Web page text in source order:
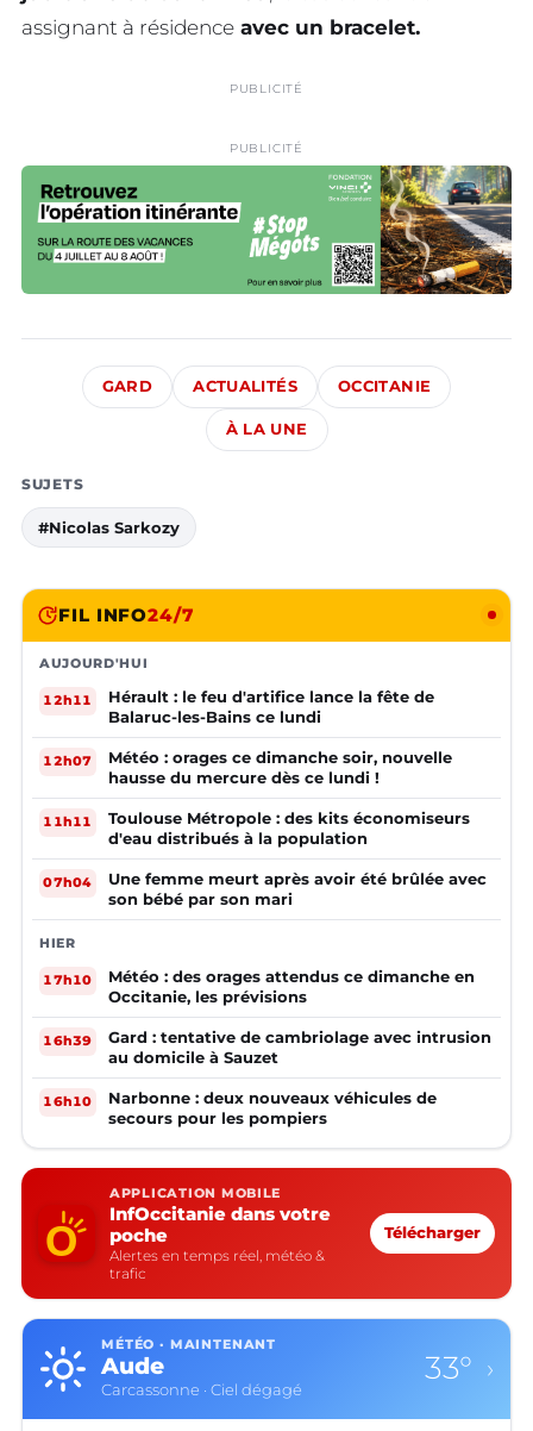
assignant à résidence avec un bracelet.
PUBLICITÉ
PUBLICITÉ
GARD ACTUALITÉS OCCITANIE
À LA UNE
SUJETS
#Nicolas Sarkozy
FIL INFO24/7
AUJOURD'HUI
12h11
Hérault : le feu d'artifice lance la fête de
Balaruc-les-Bains ce lundi
12h07
Météo : orages ce dimanche soir, nouvelle
hausse du mercure dès ce lundi !
11h11
Toulouse Métropole : des kits économiseurs
d'eau distribués à la population
07h04
Une femme meurt après avoir été brûlée avec
son bébé par son mari
HIER
17h10
Météo : des orages attendus ce dimanche en
Occitanie, les prévisions
16h39
Gard : tentative de cambriolage avec intrusion
au domicile à Sauzet
16h10
Narbonne : deux nouveaux véhicules de
secours pour les pompiers
APPLICATION MOBILE
InfOccitanie dans votre
poche
Alertes en temps réel, météo &
trafic
Télécharger
MÉTÉO · MAINTENANT
Aude
Carcassonne · Ciel dégagé
33° ›